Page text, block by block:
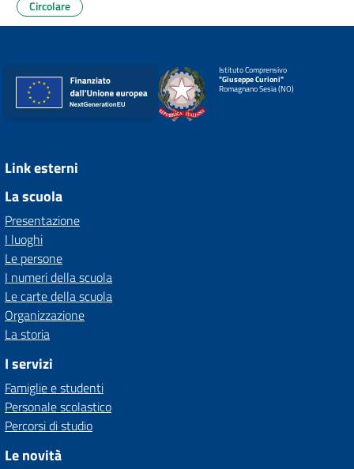
Circolare
Istituto Comprensivo
"Giuseppe Curioni"
Romagnano Sesia (NO)
Link esterni
La scuola
Presentazione
I luoghi
Le persone
I numeri della scuola
Le carte della scuola
Organizzazione
La storia
I servizi
Famiglie e studenti
Personale scolastico
Percorsi di studio
Le novità